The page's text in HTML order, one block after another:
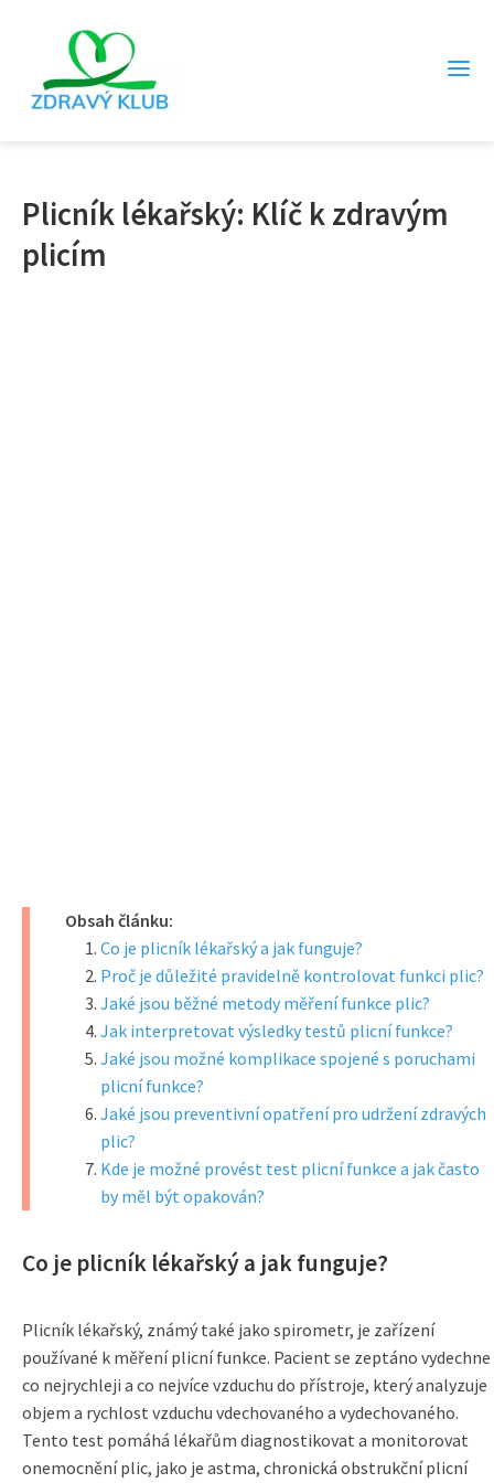
Plicník lékařský: Klíč k zdravým
plicím
Obsah článku:
Co je plicník lékařský a jak funguje?
Proč je důležité pravidelně kontrolovat funkci plic?
Jaké jsou běžné metody měření funkce plic?
Jak interpretovat výsledky testů plicní funkce?
Jaké jsou možné komplikace spojené s poruchami
plicní funkce?
Jaké jsou preventivní opatření pro udržení zdravých
plic?
Kde je možné provést test plicní funkce a jak často
by měl být opakován?
Co je plicník lékařský a jak funguje?
Plicník lékařský, známý také jako spirometr, je zařízení
používané k měření plicní funkce. Pacient se zeptáno vydechne
co nejrychleji a co nejvíce vzduchu do přístroje, který analyzuje
objem a rychlost vzduchu vdechovaného a vydechovaného.
Tento test pomáhá lékařům diagnostikovat a monitorovat
onemocnění plic, jako je astma, chronická obstrukční plicní